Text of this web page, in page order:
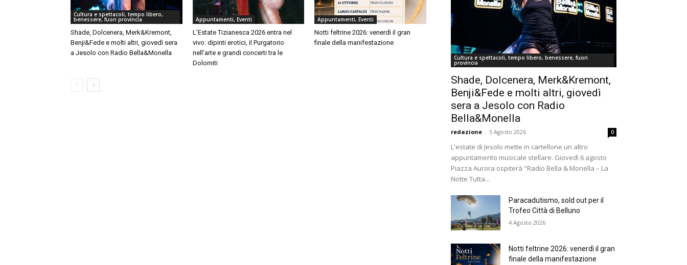
Cultura e spettacoli, tempo libero,
benessere, fuori provincia
Shade, Dolcenera, Merk&Kremont,
Benji&Fede e molti altri, giovedì sera
a Jesolo con Radio Bella&Monella
Appuntamenti, Eventi
L’Estate Tizianesca 2026 entra nel
vivo: dipinti erotici, il Purgatorio
nell’arte e grandi concerti tra le
Dolomiti
Appuntamenti, Eventi
Notti feltrine 2026: venerdì il gran
finale della manifestazione
Cultura e spettacoli, tempo libero, benessere, fuori
provincia
Shade, Dolcenera, Merk&Kremont,
Benji&Fede e molti altri, giovedì
sera a Jesolo con Radio
Bella&Monella
redazione - 5 Agosto 2026 0
L'estate di Jesolo mette in cartellone un altro
appuntamento musicale stellare. Giovedì 6 agosto
Piazza Aurora ospiterà "Radio Bella & Monella – La
Notte Tutta...
Paracadutismo, sold out per il
Trofeo Città di Belluno
4 Agosto 2026
Notti feltrine 2026: venerdì il gran
finale della manifestazione